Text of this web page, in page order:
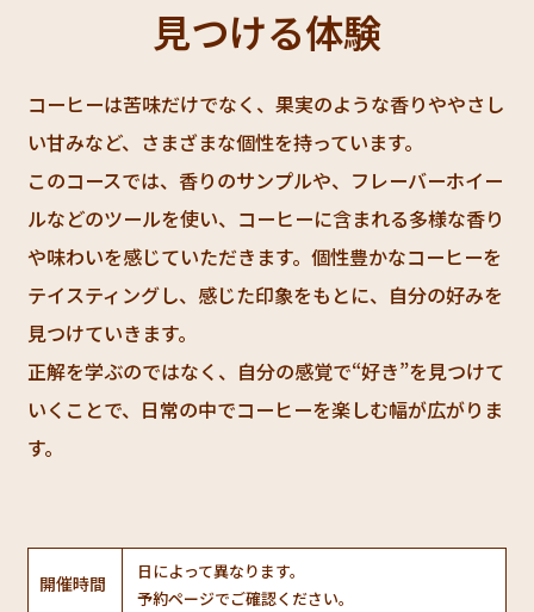
見つける体験
コーヒーは苦味だけでなく、果実のような香りややさし
い甘みなど、さまざまな個性を持っています。
このコースでは、香りのサンプルや、フレーバーホイー
ルなどのツールを使い、コーヒーに含まれる多様な香り
や味わいを感じていただきます。個性豊かなコーヒーを
テイスティングし、感じた印象をもとに、自分の好みを
見つけていきます。
正解を学ぶのではなく、自分の感覚で“好き”を見つけて
いくことで、日常の中でコーヒーを楽しむ幅が広がりま
す。
開催時間
日によって異なります。
予約ページでご確認ください。